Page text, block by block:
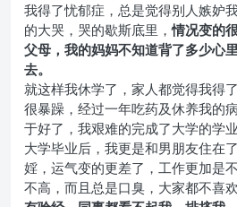
我得了忧郁症，总是觉得别人嫉妒
的大哭，哭的歇斯底里，情况变的
父母，我的妈妈不知道背了多少心
去。
就这样我休学了，家人都觉得我得
很暴躁，经过一年吃药及休养我的
于好了，我艰难的完成了大学的学业
大学毕业后，我更是和男朋友住在
婬，运气变的更差了，工作更加是
不高，而且总是口臭，大家都不喜欢